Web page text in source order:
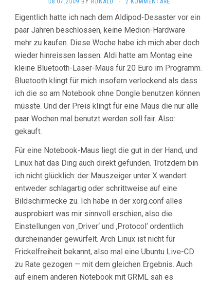
08.07.2009 BY RONALD · 2 KOMMENTARE
Eigentlich hatte ich nach dem Aldipod-Desaster vor ein
paar Jahren beschlossen, keine Medion-Hardware
mehr zu kaufen. Diese Woche habe ich mich aber doch
wieder hinreissen lassen: Aldi hatte am Montag eine
kleine Bluetooth-Laser-Maus für 20 Euro im Programm.
Bluetooth klingt für mich insofern verlockend als dass
ich die so am Notebook ohne Dongle benutzen können
müsste. Und der Preis klingt für eine Maus die nur alle
paar Wochen mal benutzt werden soll fair. Also:
gekauft.
Für eine Notebook-Maus liegt die gut in der Hand, und
Linux hat das Ding auch direkt gefunden. Trotzdem bin
ich nicht glücklich: der Mauszeiger unter X wandert
entweder schlagartig oder schrittweise auf eine
Bildschirmecke zu. Ich habe in der xorg.conf alles
ausprobiert was mir sinnvoll erschien, also die
Einstellungen von ‚Driver‘ und ‚Protocol‘ ordentlich
durcheinander gewürfelt. Arch Linux ist nicht für
Frickelfreiheit bekannt, also mal eine Ubuntu Live-CD
zu Rate gezogen — mit dem gleichen Ergebnis. Auch
auf einem anderen Notebook mit GRML sah es